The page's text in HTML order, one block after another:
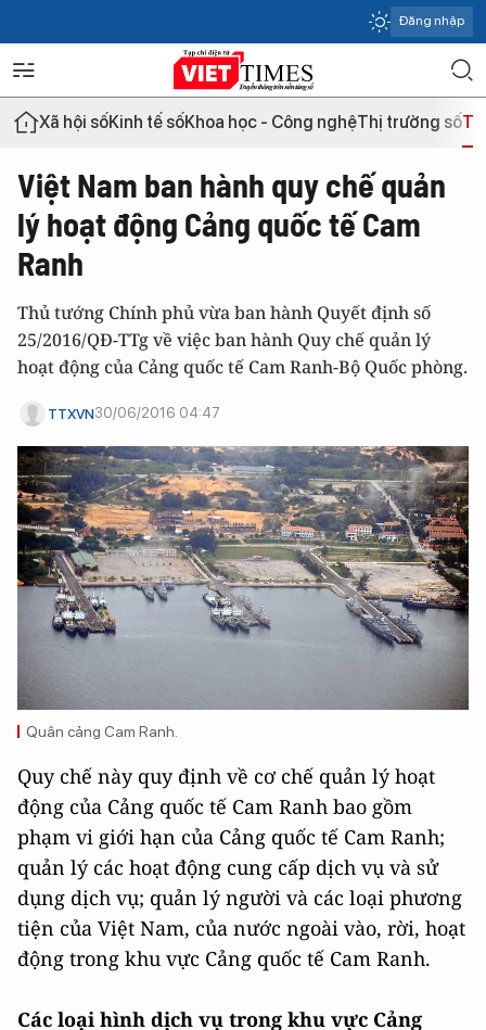
Đăng nhập
Xã hội sốKinh tế sốKhoa học - Công nghệThị trường số
Việt Nam ban hành quy chế quản
lý hoạt động Cảng quốc tế Cam
Ranh
Thủ tướng Chính phủ vừa ban hành Quyết định số
25/2016/QĐ-TTg về việc ban hành Quy chế quản lý
hoạt động của Cảng quốc tế Cam Ranh-Bộ Quốc phòng.
TTXVN30/06/2016 04:47
Quân cảng Cam Ranh.
Quy chế này quy định về cơ chế quản lý hoạt
động của Cảng quốc tế Cam Ranh bao gồm
phạm vi giới hạn của Cảng quốc tế Cam Ranh;
quản lý các hoạt động cung cấp dịch vụ và sử
dụng dịch vụ; quản lý người và các loại phương
tiện của Việt Nam, của nước ngoài vào, rời, hoạt
động trong khu vực Cảng quốc tế Cam Ranh.
Các loại hình dịch vụ trong khu vực Cảng